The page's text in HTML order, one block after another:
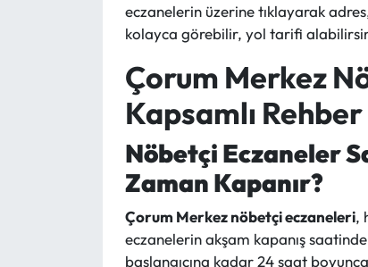
eczanelerin üzerine tıklayarak
kolayca görebilir, yol tarifi
Çorum Merkez
Kapsamlı Rehber
Nöbetçi Eczaneler
Zaman Kapanır?
Çorum Merkez nöbetçi eczaneleri,
eczanelerin akşam kapanış
başlangıcına kadar 24 saat